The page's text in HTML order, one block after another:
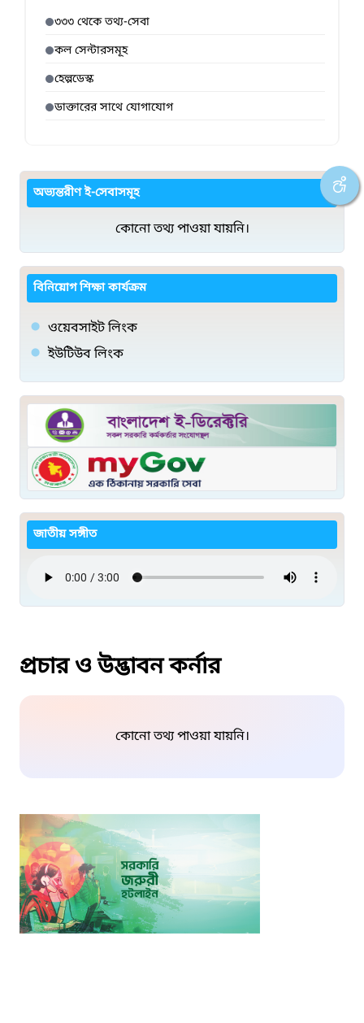
৩৩৩ থেকে তথ্য-সেবা
কল সেন্টারসমূহ
হেল্পডেস্ক
ডাক্তারের সাথে যোগাযোগ
অভ্যন্তরীণ ই-সেবাসমূহ
কোনো তথ্য পাওয়া যায়নি।
বিনিয়োগ শিক্ষা কার্যক্রম
ওয়েবসাইট লিংক
ইউটিউব লিংক
জাতীয় সঙ্গীত
প্রচার ও উদ্ভাবন কর্নার
কোনো তথ্য পাওয়া যায়নি।